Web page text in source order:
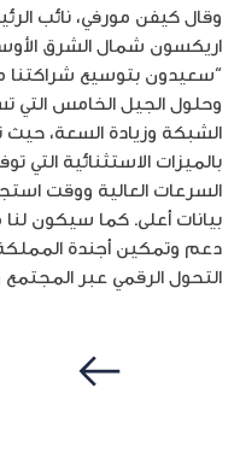
وقال كيفن مورفي، نائب
اريكسون شمال الشرق
“سعيدون بتوسيع شراكتنا
وحلول الجيل الخامس التي
الشبكة وزيادة السعة، حيث
بالميزات الاستثنائية التي
السرعات العالية ووقت
بيانات أعلى. كما سيكون
دعم وتمكين أجندة المملكة
التحول الرقمي عبر